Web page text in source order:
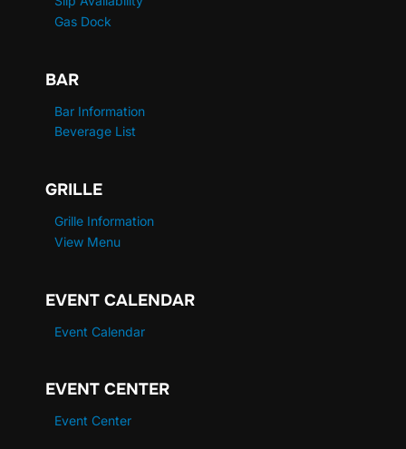
Gas Dock
BAR
Bar Information
Beverage List
GRILLE
Grille Information
View Menu
EVENT CALENDAR
Event Calendar
EVENT CENTER
Event Center